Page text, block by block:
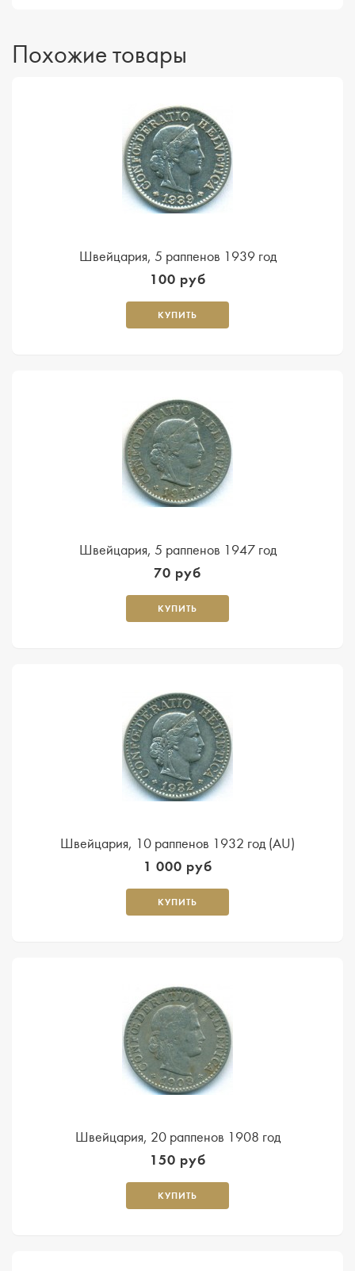
Похожие товары
Швейцария, 5 раппенов 1939 год
100 руб
КУПИТЬ
Швейцария, 5 раппенов 1947 год
70 руб
КУПИТЬ
Швейцария, 10 раппенов 1932 год (AU)
1 000 руб
КУПИТЬ
Швейцария, 20 раппенов 1908 год
150 руб
КУПИТЬ